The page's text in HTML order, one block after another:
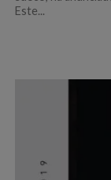
Este...